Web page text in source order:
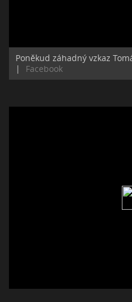
Poněkud záhadný vzkaz
|
Facebook